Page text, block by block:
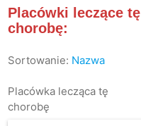
Placówki leczące tę
chorobę:
Sortowanie: Nazwa
Placówka lecząca tę
chorobę